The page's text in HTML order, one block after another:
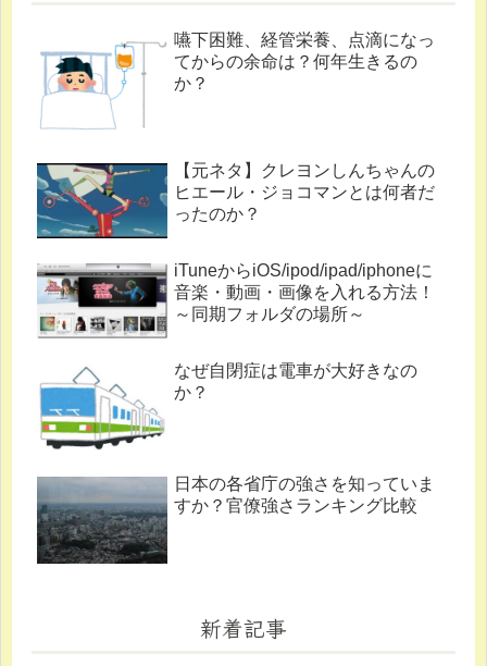
嚥下困難、経管栄養、点滴になっ
てからの余命は？何年生きるの
か？
【元ネタ】クレヨンしんちゃんの
ヒエール・ジョコマンとは何者だ
ったのか？
iTuneからiOS/ipod/ipad/iphoneに
音楽・動画・画像を入れる方法！
～同期フォルダの場所～
なぜ自閉症は電車が大好きなの
か？
日本の各省庁の強さを知っていま
すか？官僚強さランキング比較
新着記事